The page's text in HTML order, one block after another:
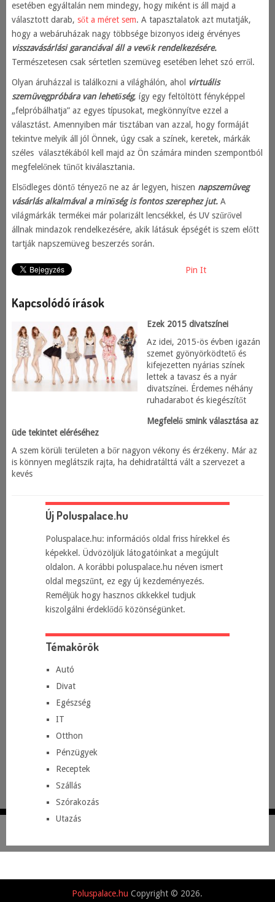
esetében egyáltalán nem mindegy, hogy miként is áll majd a
választott darab, sőt a méret sem. A tapasztalatok azt mutatják,
hogy a webáruházak nagy többsége bizonyos ideig érvényes
visszavásárlási garanciával áll a vevők rendelkezésére.
Természetesen csak sértetlen szemüveg esetében lehet szó erről.
Olyan áruházzal is találkozni a világhálón, ahol
virtuális
szemüvegpróbára van lehetőség, így egy feltöltött fényképpel
„felpróbálhatja” az egyes típusokat, megkönnyítve ezzel a
választást. Amennyiben már tisztában van azzal, hogy formáját
tekintve melyik áll jól Önnek, úgy csak a színek, keretek, márkák
széles választékából kell majd az Ön számára minden szempontból
megfelelőnek tűnőt kiválasztania.
Elsődleges döntő tényező ne az ár legyen, hiszen napszemüveg
vásárlás alkalmával a minőség is fontos szerephez jut.A
világmárkák termékei már polarizált lencsékkel, és UV szűrővel
állnak mindazok rendelkezésére, akik látásuk épségét is szem előtt
tartják napszemüveg beszerzés során.
Pin It
Kapcsolódó írások
Ezek 2015 divatszínei
Az idei, 2015-ös évben igazán
szemet gyönyörködtető és
kifejezetten nyárias színek
lettek a tavasz és a nyár
divatszínei. Érdemes néhány
ruhadarabot és kiegészítőt
Megfelelő smink választása az
üde tekintet eléréséhez
A szem körüli területen a bőr nagyon vékony és érzékeny. Már az
is könnyen meglátszik rajta, ha dehidratálttá vált a szervezet a
kevés
Új Poluspalace.hu
Poluspalace.hu: információs oldal friss hírekkel és
képekkel. Üdvözöljük látogatóinkat a megújult
oldalon. A korábbi poluspalace.hu néven ismert
oldal megszűnt, ez egy új kezdeményezés.
Reméljük hogy hasznos cikkekkel tudjuk
kiszolgálni érdeklődő közönségünket.
Témakörök
Autó
Divat
Egészség
IT
Otthon
Pénzügyek
Receptek
Szállás
Szórakozás
Utazás
Poluspalace.hu Copyright © 2026.